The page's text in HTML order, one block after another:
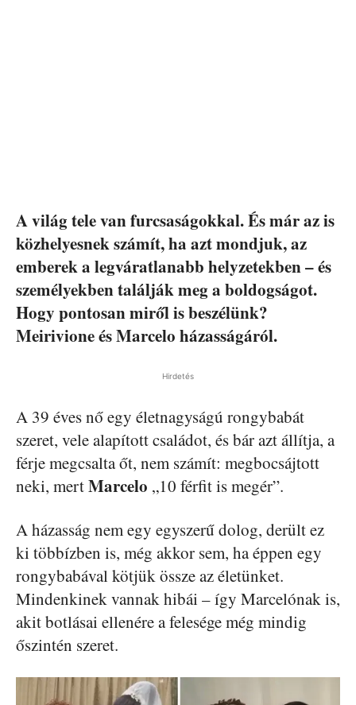
A világ tele van furcsaságokkal. És már az is
közhelyesnek számít, ha azt mondjuk, az
emberek a legváratlanabb helyzetekben – és
személyekben találják meg a boldogságot.
Hogy pontosan miről is beszélünk?
Meirivione és Marcelo házasságáról.
Hirdetés
A 39 éves nő egy életnagyságú rongybabát
szeret, vele alapított családot, és bár azt állítja, a
férje megcsalta őt, nem számít: megbocsájtott
neki, mertMarcelo „10 férfit is megér”.
A házasság nem egy egyszerű dolog, derült ez
ki többízben is, még akkor sem, ha éppen egy
rongybabával kötjük össze az életünket.
Mindenkinek vannak hibái – így Marcelónak is,
akit botlásai ellenére a felesége még mindig
őszintén szeret.